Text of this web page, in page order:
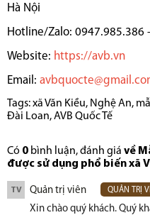
Hà Nội
Hotline/Zalo: 0947.985.386
Website: https://avb.vn
Email:
Tags:xã Văn Kiều, Nghệ An,
Đài Loan,AVB Quốc Tế
Có 0 bình luận, đánh giá về
được sử dụng phổ biến xã
TV Quản trị viên QUẢN TRỊ
Xin chào quý khách. Quý